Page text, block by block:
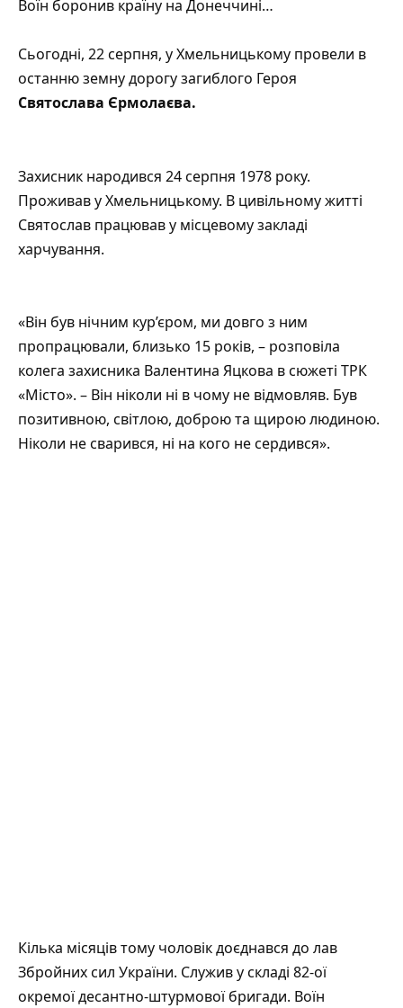
Воїн боронив країну на Донеччині…
Сьогодні, 22 серпня, у Хмельницькому провели в
останню земну дорогу загиблого Героя
Святослава Єрмолаєва.
Захисник народився 24 серпня 1978 року.
Проживав у Хмельницькому. В цивільному житті
Святослав працював у місцевому закладі
харчування.
«Він був нічним кур’єром, ми довго з ним
пропрацювали, близько 15 років, – розповіла
колега захисника Валентина Яцкова в сюжеті ТРК
«Місто». – Він ніколи ні в чому не відмовляв. Був
позитивною, світлою, доброю та щирою людиною.
Ніколи не сварився, ні на кого не сердився».
Кілька місяців тому чоловік доєднався до лав
Збройних сил України. Служив у складі 82-ої
окремої десантно-штурмової бригади. Воїн